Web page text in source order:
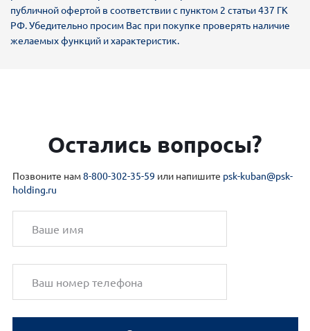
публичной офертой в соответствии с пунктом 2 статьи 437 ГК
РФ. Убедительно просим Вас при покупке проверять наличие
желаемых функций и характеристик.
Остались вопросы?
Позвоните нам8-800-302-35-59 или напишите psk-kuban@psk-
holding.ru